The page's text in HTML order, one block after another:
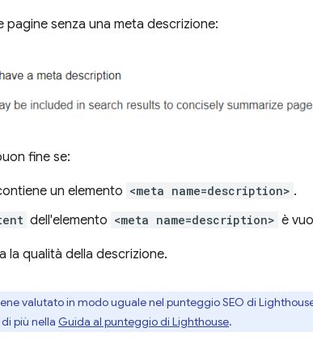
pagine senza una meta descrizione:
fine se:
un elemento <meta name=description> .
dell'elemento <meta name=description> è
la qualità della descrizione.
valutato in modo uguale nel punteggio SEO di
più nella Guida al punteggio di Lighthouse.